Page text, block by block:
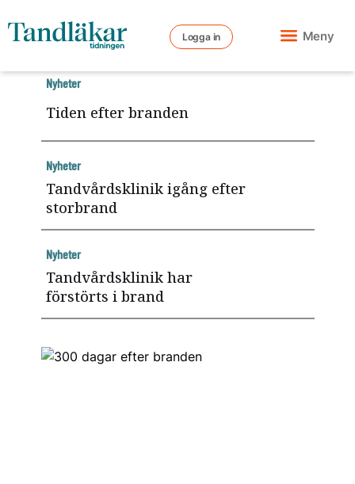
Logga in Meny
Tiden efter branden
Nyheter
Tandvårdsklinik igång efter
storbrand
Nyheter
Tandvårdsklinik har
förstörts i brand
Nyheter